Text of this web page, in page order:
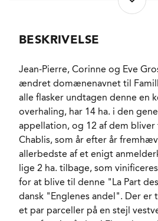
ANTAL FLASKER PRODUCERET
ALKOHOLPROCENT
RESTSUKKER
SYREINDHOLD
SVOVLINDHOLD
LAGRING
FORVENTET HOLDBARHED
SERVERINGS-TEMPERATUR
EMBALLAGETYPE
VARENR.
BESKRIVELSE
Jean-Pierre, Corinne og Eve
ændret domænenavnet til
alle flasker undtagen denne en
overhaling, har 14 ha. i den
appellation, og 12 af dem
Chablis, som år efter år
allerbedste af et enigt
lige 2 ha. tilbage, som
for at blive til denne "La Part
dansk "Englenes andel". Der er
et par parceller på en stejl